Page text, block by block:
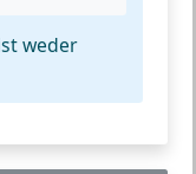
weder